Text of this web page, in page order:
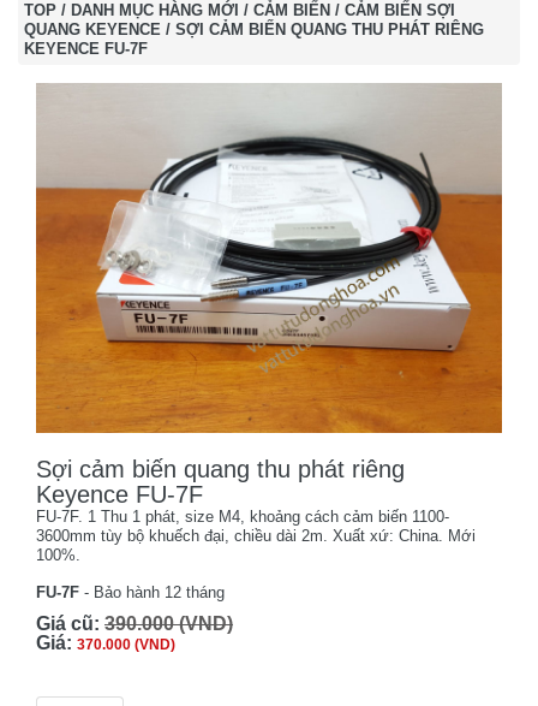
TOP / DANH MỤC HÀNG MỚI / CẢM BIẾN / CẢM BIẾN SỢI
QUANG KEYENCE / SỢI CẢM BIẾN QUANG THU PHÁT RIÊNG
KEYENCE FU-7F
Sợi cảm biến quang thu phát riêng
Keyence FU-7F
FU-7F. 1 Thu 1 phát, size M4, khoảng cách cảm biến 1100-
3600mm tùy bộ khuếch đại, chiều dài 2m. Xuất xứ: China. Mới
100%.
FU-7F - Bảo hành 12 tháng
Giá cũ: 390.000 (VND)
Giá: 370.000 (VND)